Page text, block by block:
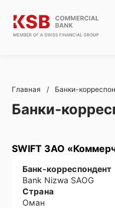
Главная / Банки-
Банки-
SWIFT ЗАО
Банк-корреспондент
Bank Nizwa SAOG
Страна
Оман